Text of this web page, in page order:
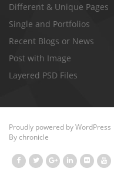
Different & Unique Pages
Single and Portfolios
Recent Blogs or News
Post with Image
Layered PSD Files
Proudly powered byWordPress
Bychronicle